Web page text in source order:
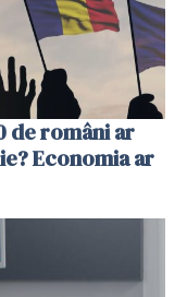
de români ar
Economia ar